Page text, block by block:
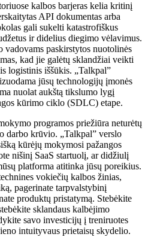
kalbos barjeras kelia kritinį
API dokumentas arba
gali sukelti katastrofiškus
ir didelius diegimo vėlavimus.
paskirstytos nuotolinės
kad jie galėtų sklandžiai veikti
logistinis iššūkis. „Talkpal”
jūsų technologijų įmonės
nuolat aukštą tikslumo lygį
kūrimo ciklo (SDLC) etape.
programos priežiūra neturėtų
darbo krūvio. „Talkpal” verslo
kūrėjų mokymosi pažangos
nišinį SaaS startuolį, ar didžiulį
platforma atitinka jūsų poreikius.
vokiečių kalbos žinias,
pagerinate tarpvalstybinį
produktų pristatymą. Stebėkite
sklandaus kalbėjimo
savo investicijų į treniruotes
intuityvaus prietaisų skydelio.